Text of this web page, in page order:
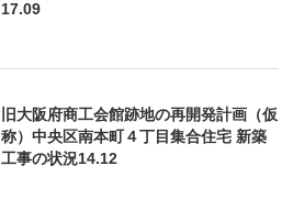
17.09
旧大阪府商工会館跡地の再開発計画（仮
称）中央区南本町４丁目集合住宅 新築
工事の状況14.12